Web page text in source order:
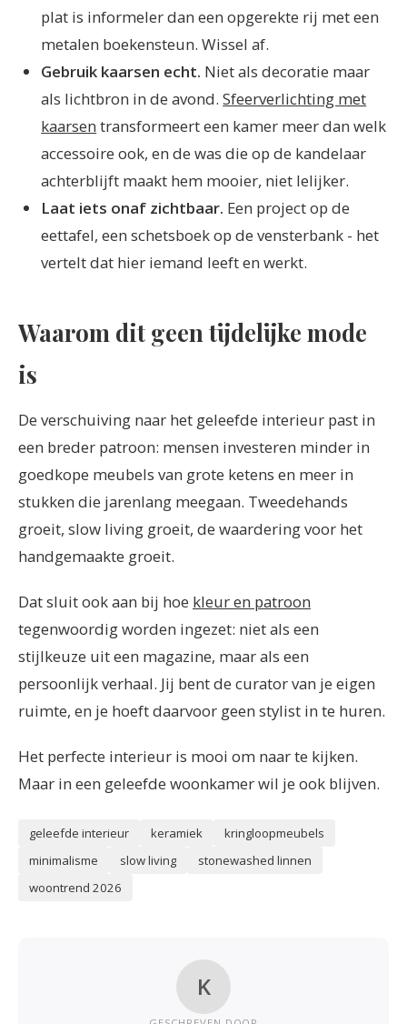
plat is informeler dan een opgerekte rij met een
metalen boekensteun. Wissel af.
Gebruik kaarsen echt. Niet als decoratie maar
als lichtbron in de avond.Sfeerverlichting met
kaarsen transformeert een kamer meer dan welk
accessoire ook, en de was die op de kandelaar
achterblijft maakt hem mooier, niet lelijker.
Laat iets onaf zichtbaar. Een project op de
eettafel, een schetsboek op de vensterbank - het
vertelt dat hier iemand leeft en werkt.
Waarom dit geen tijdelijke mode
is
De verschuiving naar het geleefde interieur past in
een breder patroon: mensen investeren minder in
goedkope meubels van grote ketens en meer in
stukken die jarenlang meegaan. Tweedehands
groeit, slow living groeit, de waardering voor het
handgemaakte groeit.
Dat sluit ook aan bij hoe kleur en patroon
tegenwoordig worden ingezet: niet als een
stijlkeuze uit een magazine, maar als een
persoonlijk verhaal. Jij bent de curator van je eigen
ruimte, en je hoeft daarvoor geen stylist in te huren.
Het perfecte interieur is mooi om naar te kijken.
Maar in een geleefde woonkamer wil je ook blijven.
geleefde interieur keramiek
kringloopmeubels
minimalisme
slow living
stonewashed linnen
woontrend 2026
K